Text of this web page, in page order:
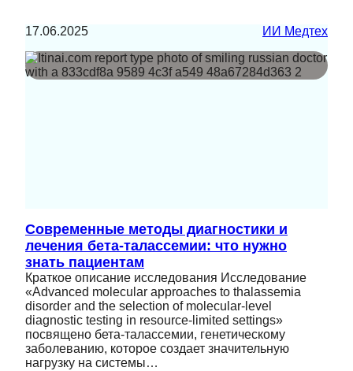
17.06.2025 ИИ Медтех
Современные методы диагностики и
лечения бета-талассемии: что нужно
знать пациентам
Краткое описание исследования Исследование
«Advanced molecular approaches to thalassemia
disorder and the selection of molecular-level
diagnostic testing in resource-limited settings»
посвящено бета-талассемии, генетическому
заболеванию, которое создает значительную
нагрузку на системы…